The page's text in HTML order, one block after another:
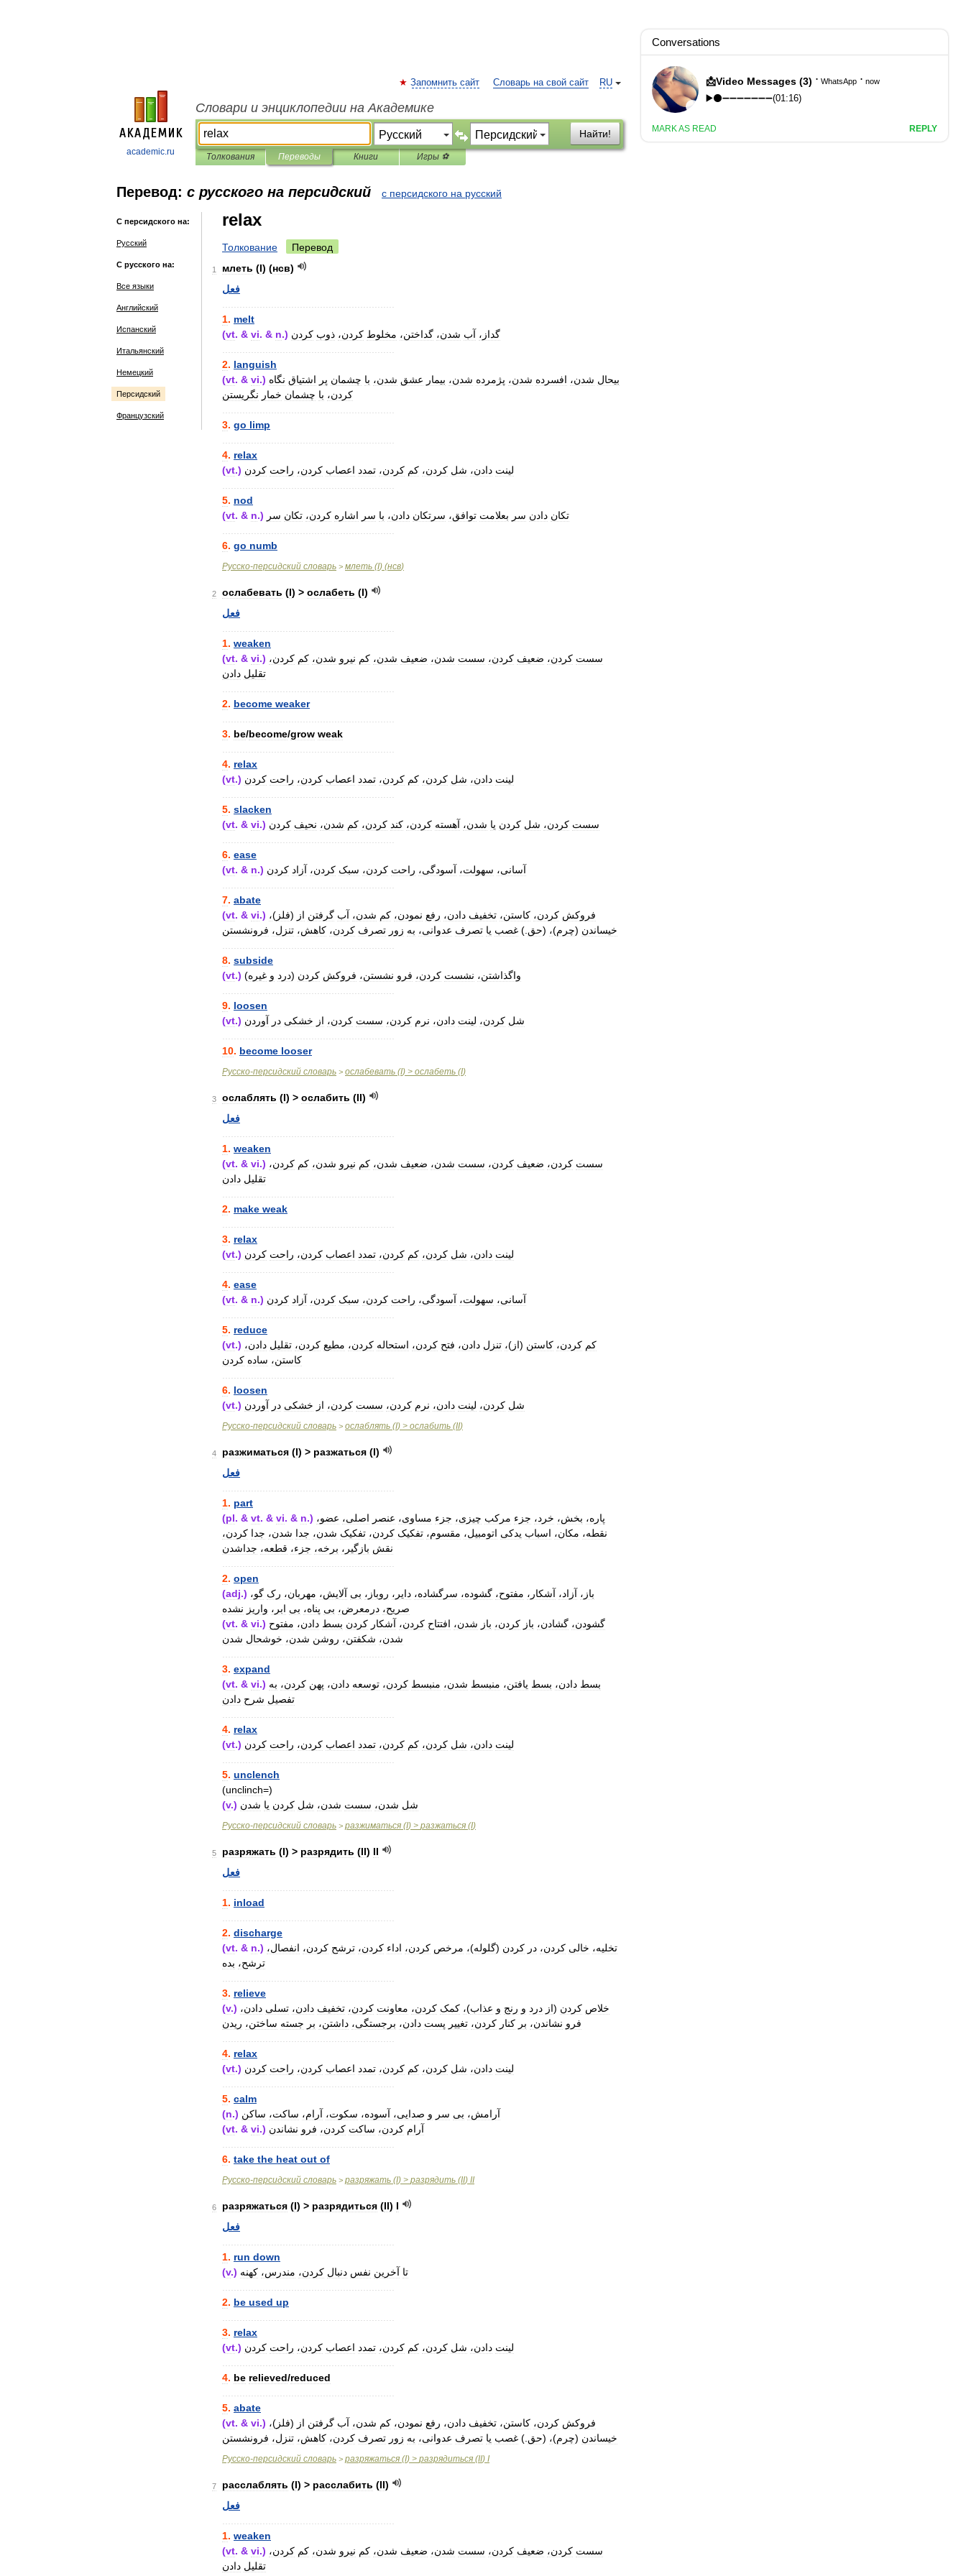
academic.ru
RU
Запомнить сайт Словарь на свой сайт
Словари и энциклопедии на Академике
Найти!
Толкования Переводы Книги Игры ⚽
Перевод: с русского на персидский с персидского на русский
С персидского на:
Русский
С русского на:
Все языки
Английский
Испанский
Итальянский
Немецкий
Персидский
Французский
relax
Толкование Перевод
1 млеть (I) (нсв)
فعل
1. melt
(vt. & vi. & n.) گداز، آب شدن، گداختن، مخلوط کردن، ذوب کردن
2. languish
(vt. & vi.) بیحال شدن، افسرده شدن، پژمرده شدن، بیمار عشق شدن، با چشمان پر اشتیاق نگاه
کردن، با چشمان خمار نگریستن
3. go limp
4. relax
(vt.) لینت دادن، شل کردن، کم کردن، تمدد اعصاب کردن، راحت کردن
5. nod
(vt. & n.) تکان دادن سر بعلامت توافق، سرتکان دادن، با سر اشاره کردن، تکان سر
6. go numb
Русско-персидский словарь > млеть (I) (нсв)
2 ослабевать (I) > ослабеть (I)
فعل
1. weaken
(vt. & vi.) سست کردن، ضعیف کردن، سست شدن، ضعیف شدن، کم نیرو شدن، کم کردن،
تقلیل دادن
2. become weaker
3. be/become/grow weak
4. relax
(vt.) لینت دادن، شل کردن، کم کردن، تمدد اعصاب کردن، راحت کردن
5. slacken
(vt. & vi.) سست کردن، شل کردن یا شدن، آهسته کردن، کند کردن، کم شدن، نحیف کردن
6. ease
(vt. & n.) آسانی، سهولت، آسودگی، راحت کردن، سبک کردن، آزاد کردن
7. abate
(vt. & vi.) فروکش کردن، کاستن، تخفیف دادن، رفع نمودن، کم شدن، آب گرفتن از (فلز )،
خیساندن (چرم)، (حق .) غصب یا تصرف عدوانی، به زور تصرف کردن، کاهش، تنزل، فرونشستن
8. subside
(vt.) ( درد و غیره ) واگذاشتن، نشست کردن، فرو نشستن، فروکش کردن
9. loosen
(vt.) شل کردن، لینت دادن، نرم کردن، سست کردن، از خشکی در آوردن
10. become looser
Русско-персидский словарь > ослабевать (I) > ослабеть (I)
3 ослаблять (I) > ослабить (II)
فعل
1. weaken
(vt. & vi.) سست کردن، ضعیف کردن، سست شدن، ضعیف شدن، کم نیرو شدن، کم کردن،
تقلیل دادن
2. make weak
3. relax
(vt.) لینت دادن، شل کردن، کم کردن، تمدد اعصاب کردن، راحت کردن
4. ease
(vt. & n.) آسانی، سهولت، آسودگی، راحت کردن، سبک کردن، آزاد کردن
5. reduce
(vt.) کم کردن، کاستن (از )، تنزل دادن، فتح کردن، استحاله کردن، مطیع کردن، تقلیل دادن،
کاستن، ساده کردن
6. loosen
(vt.) شل کردن، لینت دادن، نرم کردن، سست کردن، از خشکی در آوردن
Русско-персидский словарь > ослаблять (I) > ослабить (II)
4 разжиматься (I) > разжаться (I)
فعل
1. part
(pl. & vt. & vi. & n.) پاره، بخش، خرد، جزء مرکب چیزی، جزء مساوی، عنصر اصلی، عضو،
نقطه، مکان، اسباب یدکی اتومبیل، مقسوم، تفکیک کردن، تفکیک شدن، جدا شدن، جدا کردن،
نقش بازگیر، برخه، جزء، قطعه، جداشدن
2. open
(adj.) باز، آزاد، آشکار، مفتوح، گشوده، سرگشاده، دایر، روباز، بی آلایش، مهربان، رک گو،
صریح، درمعرض، بی پناه، بی ابر، واریز نشده
(vt. & vi.) گشودن، گشادن، باز کردن، باز شدن، افتتاح کردن، آشکار کردن بسط دادن، مفتوح
شدن، شکفتن، روشن شدن، خوشحال شدن
3. expand
(vt. & vi.) بسط دادن، بسط یافتن، منبسط شدن، منبسط کردن، توسعه دادن، پهن کردن، به
تفصیل شرح دادن
4. relax
(vt.) لینت دادن، شل کردن، کم کردن، تمدد اعصاب کردن، راحت کردن
5. unclench
(unclinch=)
(v.) شل شدن، سست شدن، شل کردن یا شدن
Русско-персидский словарь > разжиматься (I) > разжаться (I)
5 разряжать (I) > разрядить (II) II
فعل
1. inload
2. discharge
(vt. & n.) تخلیه، خالی کردن، در کردن (گلوله)، مرخص کردن، اداء کردن، ترشح کردن، انفصال،
ترشح، بده
3. relieve
(v.) خلاص کردن (از درد و رنج و عذاب)، کمک کردن، معاونت کردن، تخفیف دادن، تسلی دادن،
فرو نشاندن، بر کنار کردن، تغییر پست دادن، برجستگی، داشتن، بر جسته ساختن، ریدن
4. relax
(vt.) لینت دادن، شل کردن، کم کردن، تمدد اعصاب کردن، راحت کردن
5. calm
(n.) آرامش، بی سر و صدایی، آسوده، سکوت، آرام، ساکت، ساکن
(vt. & vi.) آرام کردن، ساکت کردن، فرو نشاندن
6. take the heat out of
Русско-персидский словарь > разряжать (I) > разрядить (II) II
6 разряжаться (I) > разрядиться (II) I
فعل
1. run down
(v.) تا آخرین نفس دنبال کردن، مندرس، کهنه
2. be used up
3. relax
(vt.) لینت دادن، شل کردن، کم کردن، تمدد اعصاب کردن، راحت کردن
4. be relieved/reduced
5. abate
(vt. & vi.) فروکش کردن، کاستن، تخفیف دادن، رفع نمودن، کم شدن، آب گرفتن از (فلز )،
خیساندن (چرم)، (حق .) غصب یا تصرف عدوانی، به زور تصرف کردن، کاهش، تنزل، فرونشستن
Русско-персидский словарь > разряжаться (I) > разрядиться (II) I
7 расслаблять (I) > расслабить (II)
فعل
1. weaken
(vt. & vi.) سست کردن، ضعیف کردن، سست شدن، ضعیف شدن، کم نیرو شدن، کم کردن،
تقلیل دادن